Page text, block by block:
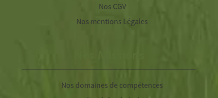
Nos CGV
Nos mentions Légales
Nos domaines de compétences